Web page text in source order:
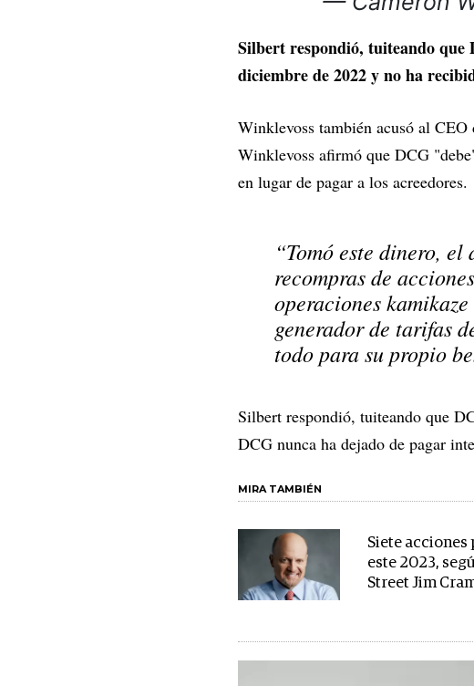
Silbert respondió, tuiteando que
diciembre de 2022 y no ha
Winklevoss también acusó al
Winklevoss afirmó que DCG
en lugar de pagar a los acreedores.
“Tomó este dinero,
recompras de
operaciones
generador de tarifas
todo para su propio
Silbert respondió, tuiteando que
DCG nunca ha dejado de pagar
MIRA TAMBIÉN
Siete acciones
este 2023,
Street Jim